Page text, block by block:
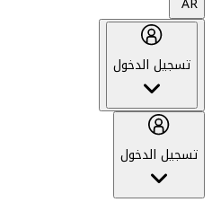
تسجيل الدخول
تسجيل الدخول